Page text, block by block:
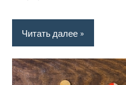
Читать далее